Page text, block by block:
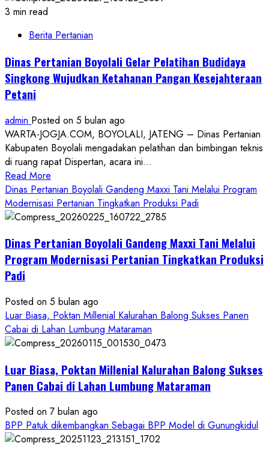
3 min read
Berita Pertanian
Dinas Pertanian Boyolali Gelar Pelatihan Budidaya
Singkong Wujudkan Ketahanan Pangan Kesejahteraan
Petani
admin Posted on 5 bulan ago
WARTA-JOGJA.COM, BOYOLALI, JATENG – Dinas Pertanian
Kabupaten Boyolali mengadakan pelatihan dan bimbingan teknis
di ruang rapat Dispertan, acara ini...
Read More
more
about
Dinas
Boyolali
Gelar
Singkong
Wujudkan
Ketahanan
Pangan
Petani
Dinas Pertanian Boyolali Gandeng Maxxi Tani Melalui Program
Modernisasi Pertanian Tingkatkan Produksi Padi
Dinas Pertanian Boyolali Gandeng Maxxi Tani Melalui
Program Modernisasi Pertanian Tingkatkan Produksi
Padi
Posted on 5 bulan ago
Luar Biasa, Poktan Millenial Kalurahan Balong Sukses Panen
Cabai di Lahan Lumbung Mataraman
Luar Biasa, Poktan Millenial Kalurahan Balong Sukses
Panen Cabai di Lahan Lumbung Mataraman
Posted on 7 bulan ago
BPP Patuk dikembangkan Sebagai BPP Model di Gunungkidul